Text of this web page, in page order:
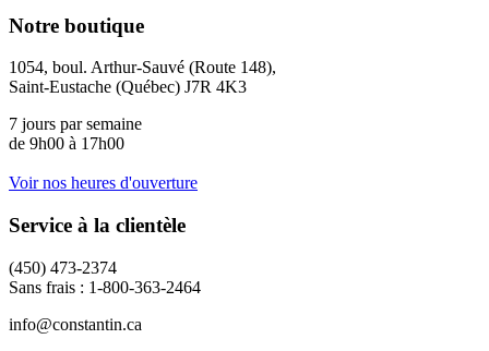
Notre boutique
1054, boul. Arthur-Sauvé (Route 148),
Saint-Eustache (Québec) J7R 4K3
7 jours par semaine
de 9h00 à 17h00
Voir nos heures d'ouverture
Service à la clientèle
(450) 473-2374
Sans frais : 1-800-363-2464
info@constantin.ca